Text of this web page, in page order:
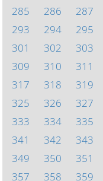
285
286 287
293
294 295
301
302 303
309
310 311
317
318 319
325
326 327
333
334 335
341
342 343
349
350 351
357
358 359